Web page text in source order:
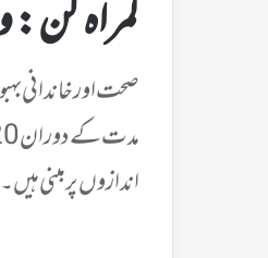
گمراہ
صحت اور خاندانی
اندازوں پر مبنی ہیں۔